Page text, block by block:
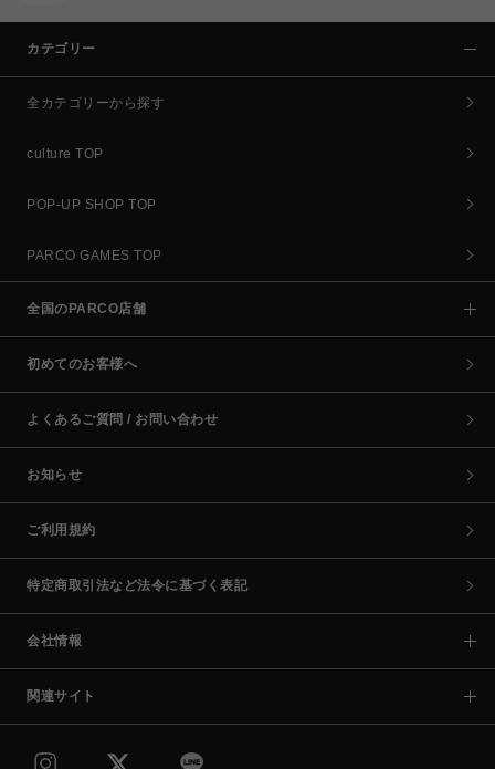
カテゴリー
全カテゴリーから探す
culture TOP
POP-UP SHOP TOP
PARCO GAMES TOP
全国のPARCO店舗
初めてのお客様へ
よくあるご質問 / お問い合わせ
お知らせ
ご利用規約
特定商取引法など法令に基づく表記
会社情報
関連サイト